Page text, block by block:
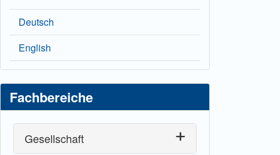
Deutsch
English
Fachbereiche
Gesellschaft